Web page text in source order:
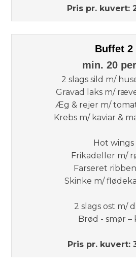
Pris pr. kuvert:​
Buffet 2
​min. 20
2 slags sild m/
Gravad laks m/
Æg & rejer m/
Krebs m/ kaviar &
Hot wings
Frikadeller m/
Farseret
Skinke m/
2 slags ost m/
Brød - smør –
Pris pr. kuvert:​​